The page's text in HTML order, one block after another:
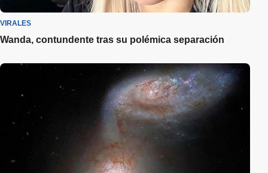
VIRALES
Wanda, contundente tras su polémica separación